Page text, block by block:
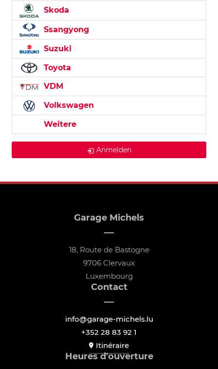
Skoda
Ssangyong
Suzuki
Toyota
VDM
Volkswagen
Weitere
Anmelden
Garage Michels
18, Route de Bastogne
9706 Clervaux
Luxembourg
Contact
info@garage-michels.lu
+352 28 83 92 1
Itinéraire
Heures d'ouverture